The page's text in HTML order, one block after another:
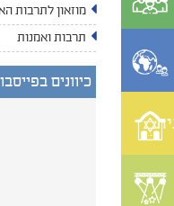
מוזאון לתרבות
תרבות ואמנות
כיוונים